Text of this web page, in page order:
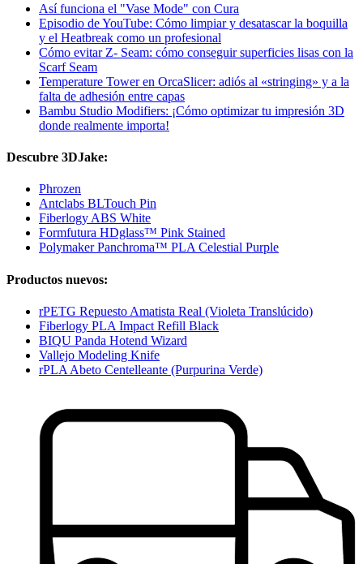
Así funciona el "Vase Mode" con Cura
Episodio de YouTube: Cómo limpiar y desatascar la boquilla
y el Heatbreak como un profesional
Cómo evitar Z- Seam: cómo conseguir superficies lisas con la
Scarf Seam
Temperature Tower en OrcaSlicer: adiós al «stringing» y a la
falta de adhesión entre capas
Bambu Studio Modifiers: ¡Cómo optimizar tu impresión 3D
donde realmente importa!
Descubre 3DJake:
Phrozen
Antclabs BLTouch Pin
Fiberlogy ABS White
Formfutura HDglass™ Pink Stained
Polymaker Panchroma™ PLA Celestial Purple
Productos nuevos:
rPETG Repuesto Amatista Real (Violeta Translúcido)
Fiberlogy PLA Impact Refill Black
BIQU Panda Hotend Wizard
Vallejo Modeling Knife
rPLA Abeto Centelleante (Purpurina Verde)